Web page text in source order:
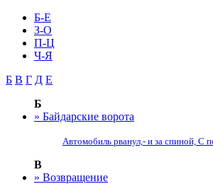
Б-Е
З-О
П-Ц
Ч-Я
Б В Г Д Е
Б
» Байдарские ворота
Автомобиль рванул,- и за спиной, С
В
» Возвращение